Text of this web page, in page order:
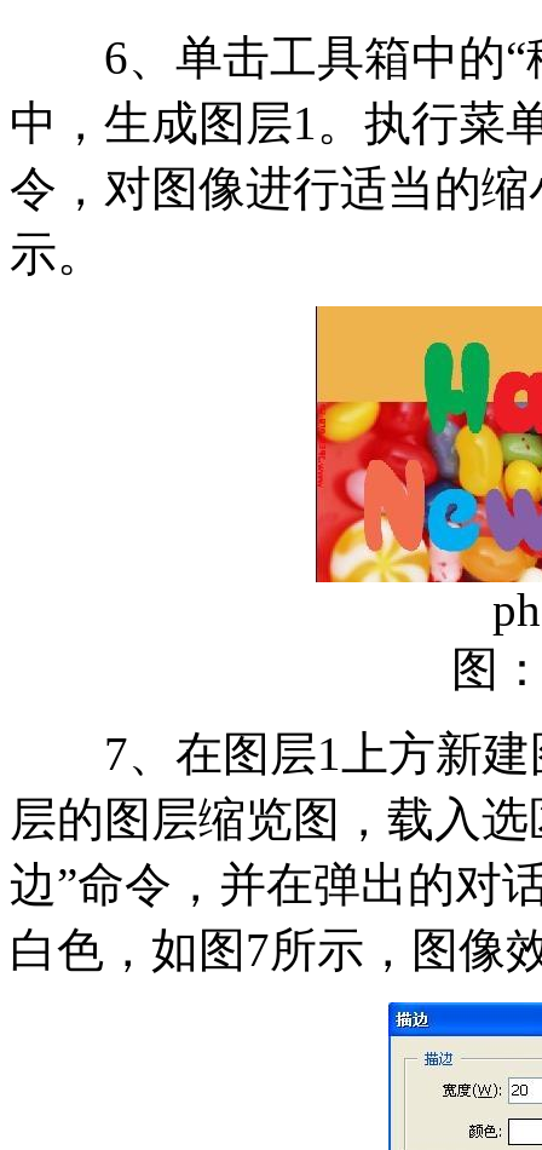
6、单击工具箱中的“
中，生成图层1。执行菜
令，对图像进行适当的
示。
图
7、在图层1上方新建
层的图层缩览图，载入
边”命令，并在弹出的对
白色，如图7所示，图像